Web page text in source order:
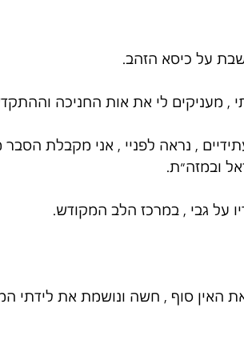
על כיסא הזהב.
מעניקים לי את אות החניכה
, נראה לפניי , אני מקבלת
ובמזה״ת.
על גבי , במרכז הלב המקודש.
האין סוף , חשה ונושמת את לידתי